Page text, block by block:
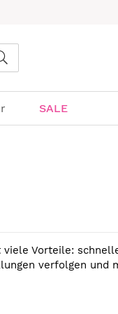
SALE
Vorteile:
verfolgen und